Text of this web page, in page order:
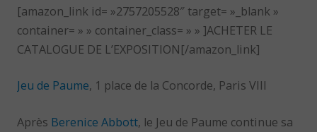
[amazon_link id= »2757205528″ target= »_blank »
container= » » container_class= » » ]ACHETER LE
CATALOGUE DE L’EXPOSITION[/amazon_link]
Jeu de Paume, 1 place de la Concorde, Paris VIII
Après Berenice Abbott, le Jeu de Paume continue sa